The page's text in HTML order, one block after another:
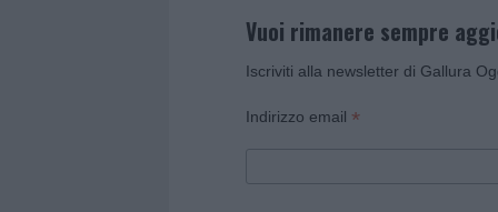
Vuoi rimanere sempre
Iscriviti alla newsletter di Gallura
Indirizzo email *